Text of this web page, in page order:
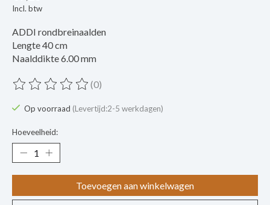
Incl. btw
ADDI rondbreinaalden
Lengte 40 cm
Naalddikte 6.00 mm
De beoordeling van dit product is
(0)
Op voorraad (Levertijd:2-5 werkdagen)
Hoeveelheid:
Toevoegen aan winkelwagen